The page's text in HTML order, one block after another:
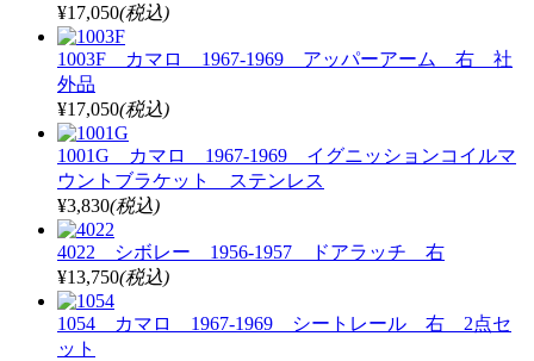
¥17,050(税込)
1003F カマロ 1967-1969 アッパーアーム 右 社
外品
¥17,050(税込)
1001G カマロ 1967-1969 イグニッションコイルマ
ウントブラケット ステンレス
¥3,830(税込)
4022 シボレー 1956-1957 ドアラッチ 右
¥13,750(税込)
1054 カマロ 1967-1969 シートレール 右 2点セ
ット